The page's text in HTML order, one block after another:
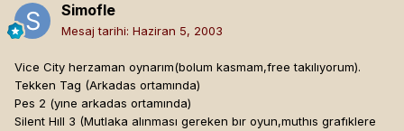
Simofle
Mesaj tarihi: Haziran 5, 2003
Vice City herzaman oynarım(bolum kasmam,free takılıyorum).
Tekken Tag (Arkadas ortamında)
Pes 2 (yıne arkadas ortamında)
Silent Hıll 3 (Mutlaka alınması gereken bır oyun,muthıs grafıklere